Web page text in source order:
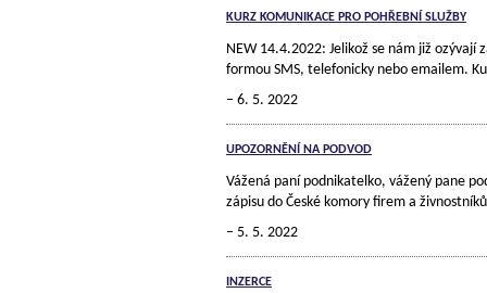
KURZ KOMUNIKACE PRO POHŘEBNÍ SLUŽBY
NEW 14.4.2022: Jelikož se nám již
formou SMS, telefonicky nebo emailem.
6. 5. 2022
UPOZORNĚNÍ NA PODVOD
Vážená paní podnikatelko, vážený pane
zápisu do České komory firem a
5. 5. 2022
INZERCE